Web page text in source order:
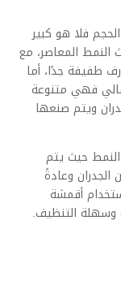
فلا هو كبير
النمط المعاصر، مع
طفيفة جدًا، أما
فهي متنوعة
ويتم صنعها
حيث يتم
وعادةً
أقمشة
وسهلة التنظيف.